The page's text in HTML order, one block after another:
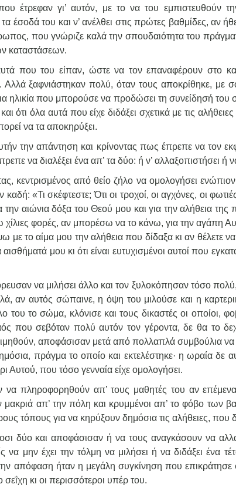
έτρεφαν γι’ αυτόν, με το να του εμπιστευθούν
έσοδά του και ν’ ανέλθει στις πρώτες βαθμίδες, αν
που γνώριζε καλά την σπουδαιότητα του
καταστάσεων.
που του είπαν, ώστε να τον επαναφέρουν στο
Αλλά ξαφνιάστηκαν πολύ, όταν τους αποκρίθηκε, με
ηλικία που μπορούσε να προδώσει τη συνείδησή
ότι όλα αυτά που είχε διδάξει σχετικά με τις
να τα αποκηρύξει.
την απάντηση και κρίνοντας πως έπρεπε να τον
να διαλέξει ένα απ’ τα δύο: ή ν’ αλλαξοπιστήσει ή
κεντρισμένος από θείο ζήλο να ομολογήσει
«Τι σκέφτεστε; Ότι οι τροχοί, οι αγχόνες, οι φωτιές
αιώνια δόξα του Θεού μου και για την αλήθεια της
χίλιες φορές, αν μπορέσω να το κάνω, για την αγάπη
το αίμα μου την αλήθεια που δίδαξα κι αν θέλετε
μου κι ότι είναι ευτυχισμένοι αυτοί που
να μιλήσει άλλο και τον ξυλοκόπησαν τόσο
αν αυτός σώπαινε, η όψη του μιλούσε και η
του το σώμα, κλόνισε και τους δικαστές οι οποίοι,
που σεβόταν πολύ αυτόν τον γέροντα, δε θα το
αποφάσισαν μετά από πολλαπλά συμβούλια
πράγμα το οποίο και εκτελέστηκε· η ωραία δε
Αυτού, που τόσο γενναία είχε ομολογήσει.
πληροφορηθούν απ’ τους μαθητές του αν
απ’ την πόλη και κρυμμένοι απ’ το φόβο των
τόπους για να κηρύξουν δημόσια τις αλήθειες,
δύο και αποφάσισαν ή να τους αναγκάσουν να
να μην έχει την τόλμη να μιλήσει ή να διδάξει ένα
απόφαση ήταν η μεγάλη συγκίνηση που επικράτησε
σεΐχη κι οι περισσότεροι υπέρ του.